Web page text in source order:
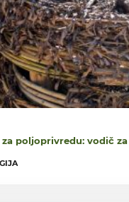
poljoprivredu: vodič